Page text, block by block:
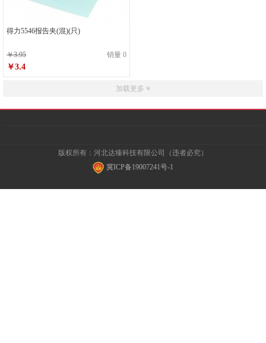
得力5546报告夹(混)(只)
￥3.95 销量 0
￥3.4
加载更多
版权所有：河北达臻科技有限公司（违者必究）
冀ICP备19007241号-1